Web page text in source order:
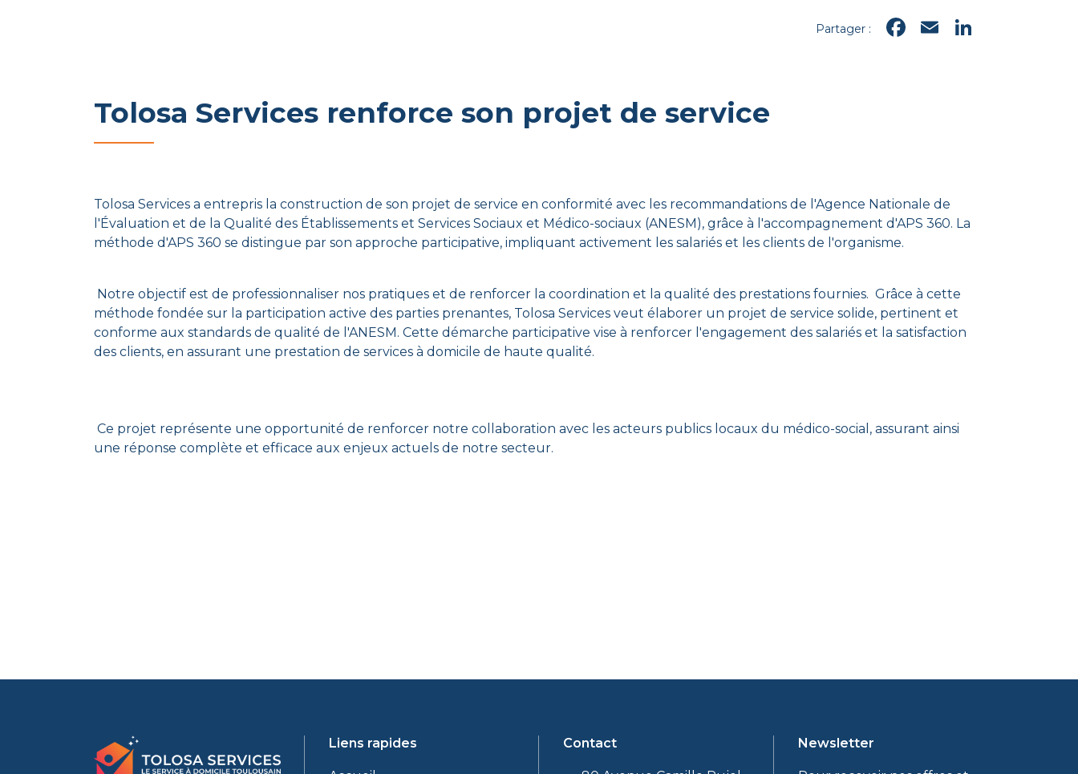
Partager : Facebook
Email
Tolosa Services renforce son projet de service
Tolosa Services a entrepris la construction de son projet de service en conformité avec les recommandations de l'Agence Nationale de
l'Évaluation et de la Qualité des Établissements et Services Sociaux et Médico-sociaux (ANESM), grâce à l'accompagnement d'APS 360. La
méthode d'APS 360 se distingue par son approche participative, impliquant activement les salariés et les clients de l'organisme.
Notre objectif est de professionnaliser nos pratiques et de renforcer la coordination et la qualité des prestations fournies. Grâce à cette
méthode fondée sur la participation active des parties prenantes, Tolosa Services veut élaborer un projet de service solide, pertinent et
conforme aux standards de qualité de l'ANESM. Cette démarche participative vise à renforcer l'engagement des salariés et la satisfaction
des clients, en assurant une prestation de services à domicile de haute qualité.
Ce projet représente une opportunité de renforcer notre collaboration avec les acteurs publics locaux du médico-social, assurant ainsi
une réponse complète et efficace aux enjeux actuels de notre secteur.
Liens rapides Contact Newsletter